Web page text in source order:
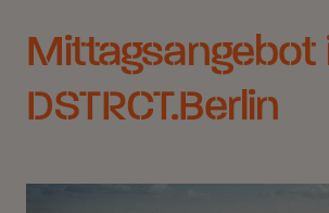
Mittagsangebot
DSTRCT.Berlin